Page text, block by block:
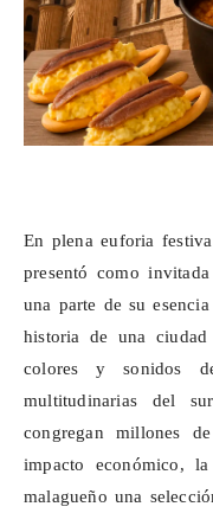
En plena euforia
presentó como
una parte de su
historia de una
colores y sonidos
multitudinarias del
congregan millones
impacto económico,
malagueño una